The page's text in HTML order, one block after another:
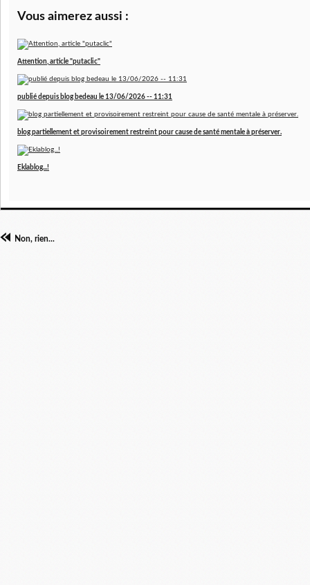
Vous aimerez aussi :
Attention, article "putaclic"
publié depuis blog bedeau le 13/06/2026 -- 11:31
blog partiellement et provisoirement restreint pour cause de santé mentale à préserver.
Eklablog...!
Non, rien...